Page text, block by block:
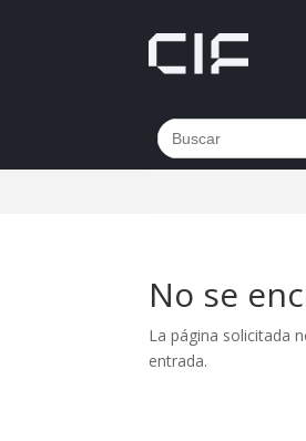
Buscar:
No se
La página solicitada
entrada.